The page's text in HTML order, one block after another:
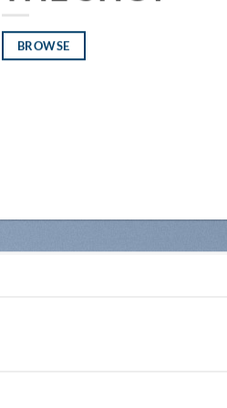
BROWSE